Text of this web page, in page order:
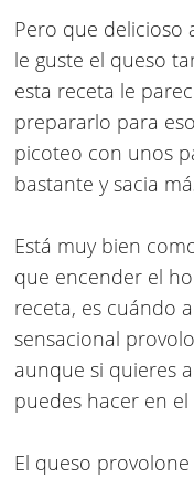
Pero que delicioso
le guste el queso
esta receta le
prepararlo para
picoteo con unos
bastante y sacia
Está muy bien
que encender el
receta, es cuándo
sensacional
aunque si quieres
puedes hacer en
El queso